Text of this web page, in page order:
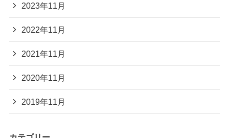
2023年11月
2022年11月
2021年11月
2020年11月
2019年11月